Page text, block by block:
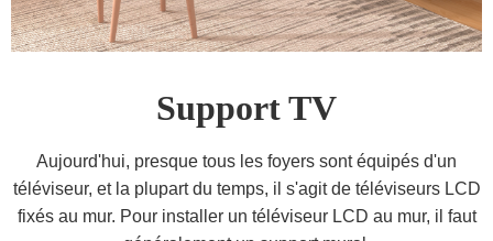
Support TV
Aujourd'hui, presque tous les foyers sont équipés d'un
téléviseur, et la plupart du temps, il s'agit de téléviseurs LCD
fixés au mur. Pour installer un téléviseur LCD au mur, il faut